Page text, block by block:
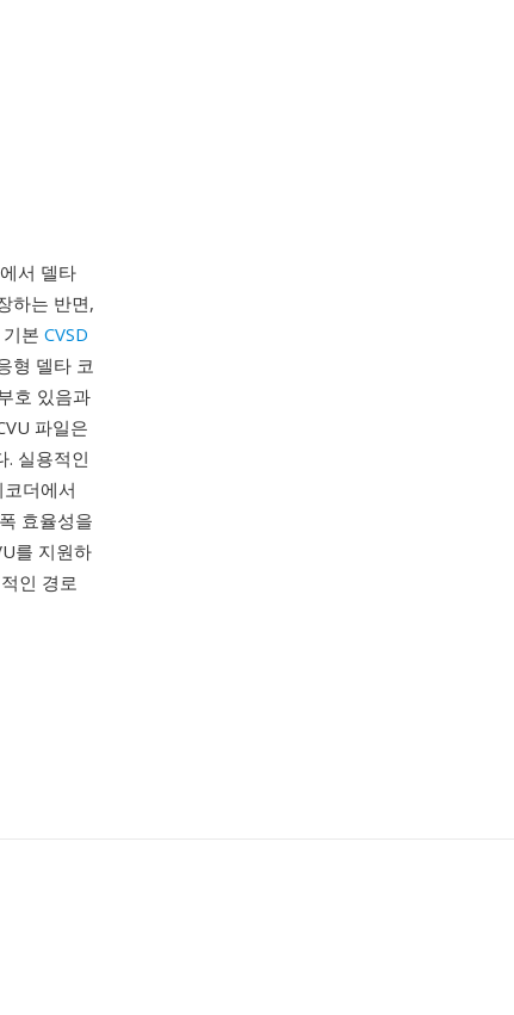
서 델타
하는 반면,
본 CVSD
형 델타 코
호 있음과
파일은
. 실용적인
더에서
효율성을
를 지원하
인 경로